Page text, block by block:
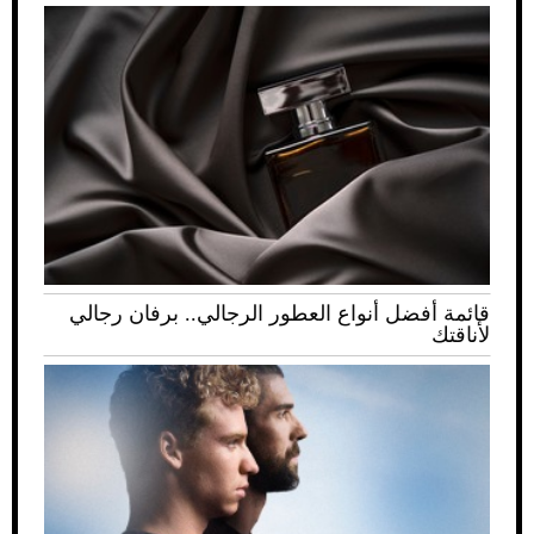
قائمة أفضل أنواع العطور الرجالي.. برفان رجالي
لأناقتك